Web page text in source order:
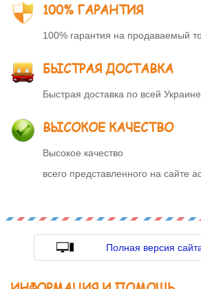
100% ГАРАНТИЯ
100% гарантия на продаваемый
БЫСТРАЯ ДОСТАВКА
Быстрая доставка по всей
ВЫСОКОЕ КАЧЕСТВО
Высокое качество
всего представленного на сайте
Полная версия